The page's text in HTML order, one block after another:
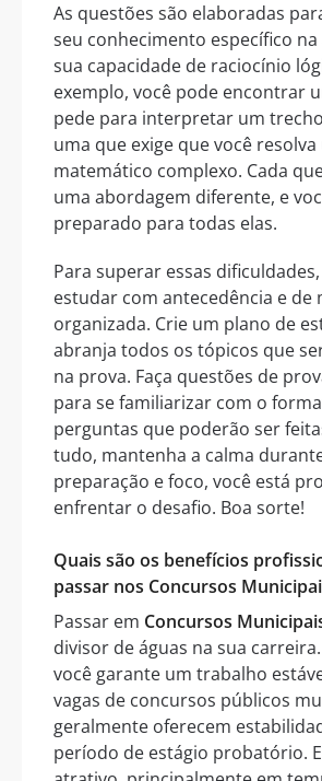
As questões são elaboradas
seu conhecimento específico
sua capacidade de raciocínio
exemplo, você pode encontrar
pede para interpretar um
uma que exige que você
matemático complexo. Cada
uma abordagem diferente, e
preparado para todas elas.
Para superar essas
estudar com antecedência e de
organizada. Crie um plano de
abranja todos os tópicos que
na prova. Faça questões de
para se familiarizar com o
perguntas que poderão ser
tudo, mantenha a calma
preparação e foco, você está
enfrentar o desafio. Boa sorte!
Quais são os benefícios
passar nos Concursos
Passar em Concursos
divisor de águas na sua
você garante um trabalho
vagas de concursos públicos
geralmente oferecem
período de estágio probatório.